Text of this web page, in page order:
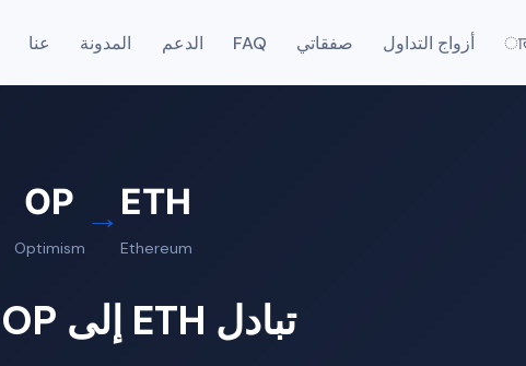
أزواج التداول صفقاتي FAQ الدعم المدونة عنا
ETH
Ethereum
→
OP
Optimism
تبادل ETH إلى OP فورياً